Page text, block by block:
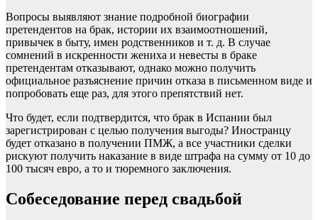
Вопросы выявляют знание подробной биографии
претендентов на брак, истории их взаимоотношений,
привычек в быту, имен родственников и т. д. В случае
сомнений в искренности жениха и невесты в браке
претендентам отказывают, однако можно получить
официальное разъяснение причин отказа в письменном виде и
попробовать еще раз, для этого препятствий нет.
Что будет, если подтвердится, что брак в Испании был
зарегистрирован с целью получения выгоды? Иностранцу
будет отказано в получении ПМЖ, а все участники сделки
рискуют получить наказание в виде штрафа на сумму от 10 до
100 тысяч евро, а то и тюремного заключения.
Собеседование перед свадьбой